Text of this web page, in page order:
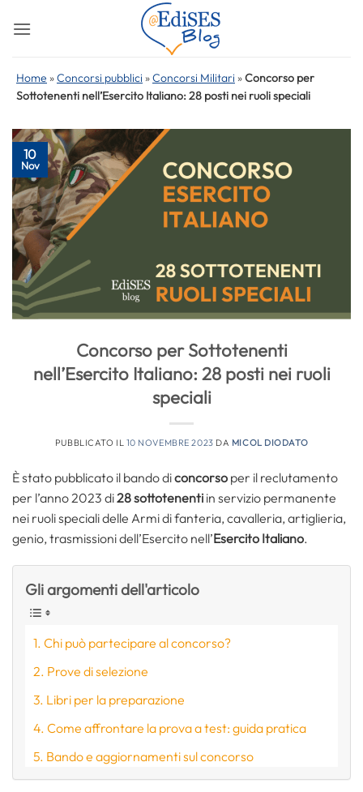
Home »Concorsi pubblici »Concorsi Militari »Concorso per
Sottotenenti nell’Esercito Italiano: 28 posti nei ruoli speciali
10
Nov
Concorso per Sottotenenti
nell’Esercito Italiano: 28 posti nei ruoli
speciali
PUBBLICATO IL 10 NOVEMBRE 2023 DA MICOL DIODATO
È stato pubblicato il bando diconcorso per il reclutamento
per l’anno 2023 di28 sottotenenti in servizio permanente
nei ruoli speciali delle Armi di fanteria, cavalleria, artiglieria,
genio, trasmissioni dell’Esercito nell’Esercito Italiano.
Gli argomenti dell'articolo
Chi può partecipare al concorso?
Prove di selezione
Libri per la preparazione
Come affrontare la prova a test: guida pratica
Bando e aggiornamenti sul concorso